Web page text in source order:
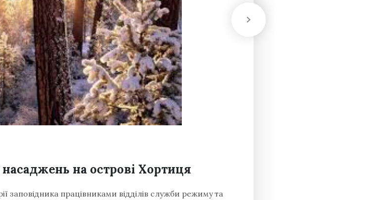
на острові Хортиця
заповідника працівниками відділів служби режиму та